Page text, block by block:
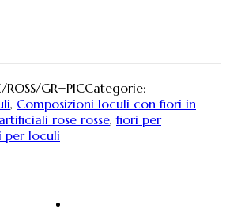
GR+PICCategorie:
, Composizioni loculi con fiori in
rose rosse,fiori per
per loculi